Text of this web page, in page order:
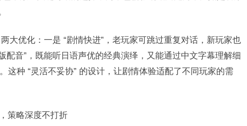
大优化：一是 “剧情快进”，老玩家可跳过重复对话，新玩家也
配音”，既能听日语声优的经典演绎，又能通过中文字幕理解细
这种 “灵活不妥协” 的设计，让剧情体验适配了不同玩家的需
策略深度不打折​